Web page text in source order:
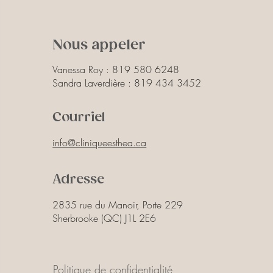
Nous appeler
Vanessa Roy : 819 580 6248
Sandra Laverdière : 819 434 3452
Courriel
info@cliniqueesthea.ca
Adresse
2835 rue du Manoir, Porte 229
Sherbrooke (QC) J1L 2E6
Politique de confidentialité